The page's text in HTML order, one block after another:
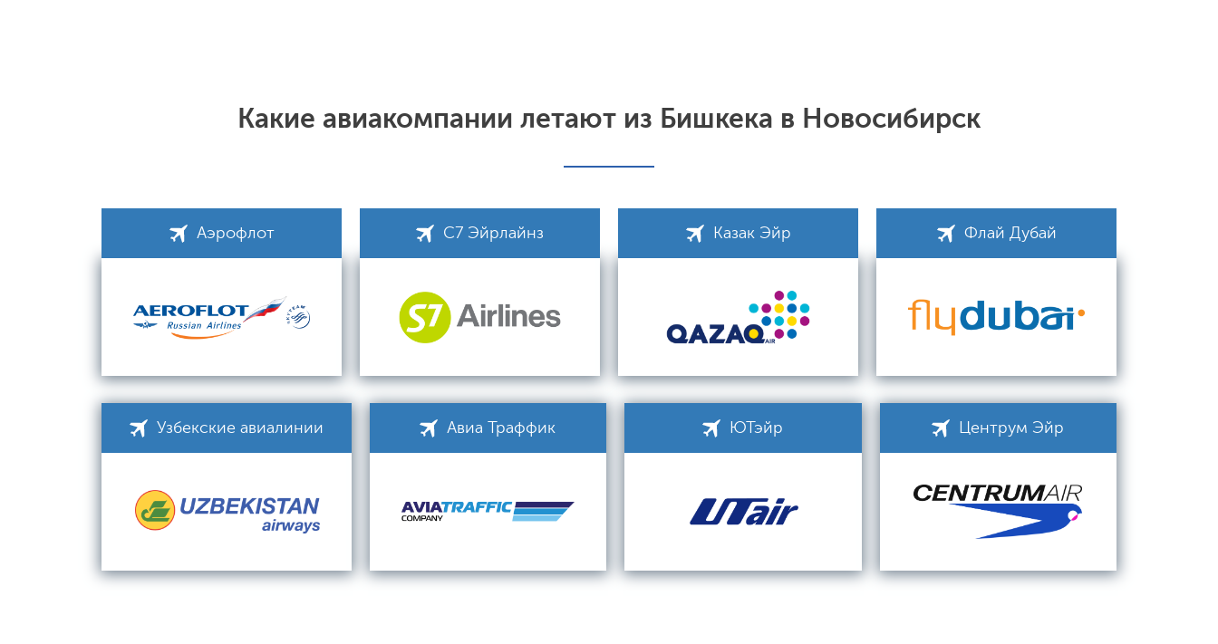
Какие авиакомпании летают из Бишкека в Новосибирск
Аэрофлот С7 Эйрлайнз Казак Эйр Флай Дубай
Узбекские авиалинии Авиа Траффик ЮТэйр Центрум Эйр